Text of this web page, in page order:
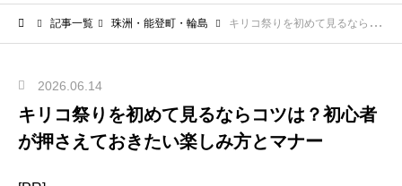
記事一覧 珠洲・能登町・輪島 キリコ祭りを初めて見るならコツは？初心者が押さえておきたい楽しみ方とマナー
2026.06.14
キリコ祭りを初めて見るならコツは？初心者
が押さえておきたい楽しみ方とマナー